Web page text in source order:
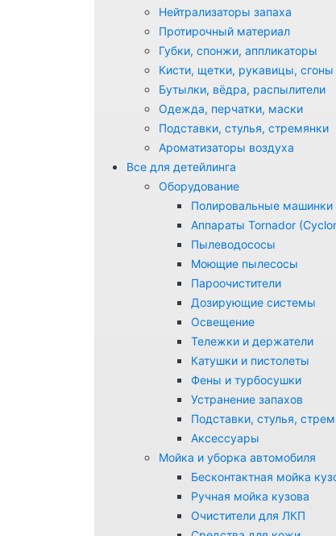
Нейтрализаторы запаха
Протирочный материал
Губки, спонжи, аппликаторы
Кисти, щетки, рукавицы, сгоны
Бутылки, вёдра, распылители
Одежда, перчатки, маски
Подставки, стулья, стремянки
Ароматизаторы воздуха
Все для детейлинга
Оборудование
Полировальные машинки
Аппараты Tornador
Пылеводососы
Моющие пылесосы
Пароочистители
Дозирующие системы
Освещение
Тележки и держатели
Катушки и пистолеты
Фены и турбосушки
Устранение запахов
Подставки, стулья,
Аксессуары
Мойка и уборка автомобиля
Бесконтактная мойка
Ручная мойка кузова
Очистители для ЛКП